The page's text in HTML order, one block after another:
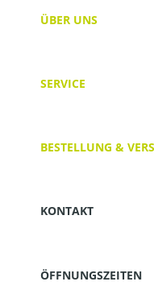
ÜBER UNS
SERVICE
BESTELLUNG &
KONTAKT
ÖFFNUNGSZEITEN